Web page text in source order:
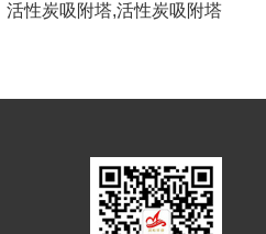
活性炭吸附塔,活性炭吸附塔